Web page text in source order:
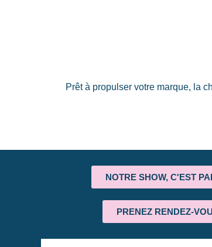
Prêt à propulser votre marque, la
NOTRE SHOW, C'EST
PRENEZ RENDEZ-